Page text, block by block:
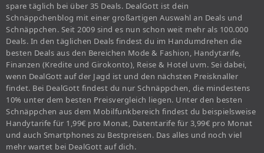
spare täglich bei über 35 Deals. DealGott ist dein
Schnäppchenblog mit einer großartigen Auswahl an Deals und
Schnäppchen. Seit 2009 sind es nun schon weit mehr als 100.000
Deals. In den täglichen Deals findest du im Handumdrehen die
besten Deals aus den Bereichen Mode & Fashion, Handytarife,
Finanzen (Kredite und Girokonto), Reise & Hotel uvm. Sei dabei,
wenn DealGott auf der Jagd ist und den nächsten Preisknaller
findet. Bei DealGott findest du nur Schnäppchen, die mindestens
10% unter dem besten Preisvergleich liegen. Unter den besten
Schnäppchen aus dem Mobilfunkbereich findest du beispielsweise
Handytarife für 1,99€ pro Monat, Datentarife für 3,99€ pro Monat
und auch Smartphones zu Bestpreisen. Das alles und noch viel
mehr wartet bei DealGott auf dich.